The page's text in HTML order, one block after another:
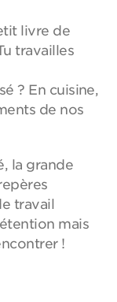
livre de
travailles
? En cuisine,
de nos
la grande
travail
mais
!